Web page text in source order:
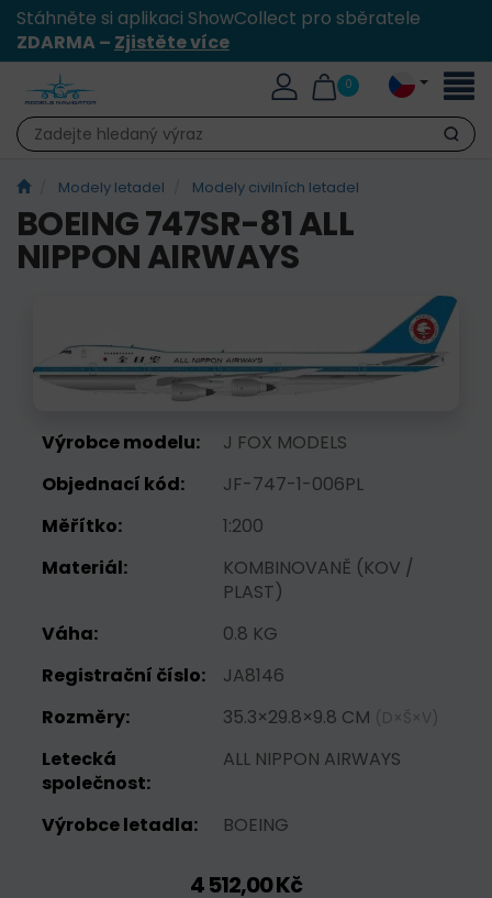
Stáhněte si aplikaci ShowCollect pro sběratele
ZDARMA – Zjistěte více
0
Hledat
Modely letadel Modely civilních letadel
BOEING 747SR-81 ALL
NIPPON AIRWAYS
Výrobce modelu:
J FOX MODELS
Objednací kód:
JF-747-1-006PL
Měřítko:
1:200
Materiál:
KOMBINOVANĚ (KOV /
PLAST)
Váha:
0.8 KG
Registrační číslo:
JA8146
Rozměry:
35.3×29.8×9.8 CM (D×Š×V)
Letecká
společnost:
ALL NIPPON AIRWAYS
Výrobce letadla: BOEING
4 512,00 Kč